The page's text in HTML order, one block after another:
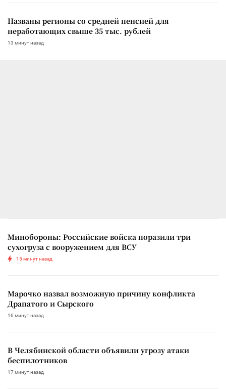
Названы регионы со средней пенсией для
неработающих свыше 35 тыс. рублей
13 минут назад
Минобороны: Российские войска поразили три
сухогруза с вооружением для ВСУ
15 минут назад
Марочко назвал возможную причину конфликта
Драпатого и Сырского
16 минут назад
В Челябинской области объявили угрозу атаки
беспилотников
17 минут назад